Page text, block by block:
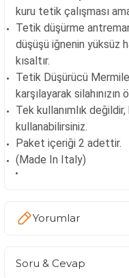
kuru tetik çalışması
Tetik düşürme
düşüşü iğnenin yüksüz
kısaltır.
Tetik Düşürücü
karşılayarak silahınızın
Tek kullanımlık
kullanabilirsiniz.
Paket içeriği 2 adettir.
(Made In Italy)
Yorumlar
Soru & Cevap